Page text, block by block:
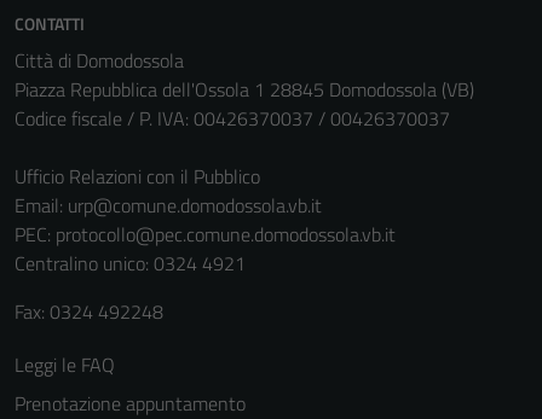
CONTATTI
Città di Domodossola
Piazza Repubblica dell'Ossola 1 28845 Domodossola (VB)
Codice fiscale / P. IVA: 00426370037 / 00426370037
Ufficio Relazioni con il Pubblico
Email: urp@comune.domodossola.vb.it
PEC: protocollo@pec.comune.domodossola.vb.it
Centralino unico: 0324 4921
Fax: 0324 492248
Leggi le FAQ
Prenotazione appuntamento